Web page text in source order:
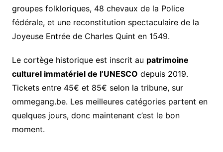
groupes folkloriques, 48 chevaux de la Police
fédérale, et une reconstitution spectaculaire de la
Joyeuse Entrée de Charles Quint en 1549.
Le cortège historique est inscrit au patrimoine
culturel immatériel de l’UNESCO depuis 2019.
Tickets entre 45€ et 85€ selon la tribune, sur
ommegang.be. Les meilleures catégories partent en
quelques jours, donc maintenant c’est le bon
moment.